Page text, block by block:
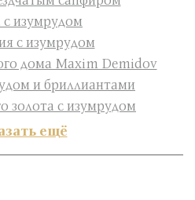
с изумрудом
с изумрудом
дома Maxim Demidov
и бриллиантами
золота с изумрудом
ещё